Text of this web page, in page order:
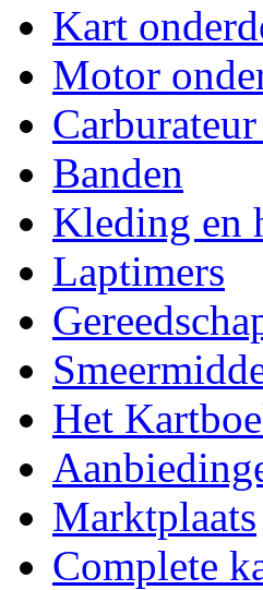
Kart
Motor
Banden
Kleding en
Laptimers
Het
Marktplaats
Complete